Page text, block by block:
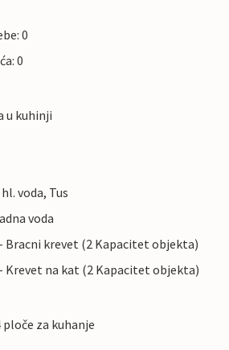
0
0
u kuhinji
voda, Tus
voda
- Bracni krevet (2 Kapacitet objekta)
- Krevet na kat (2 Kapacitet objekta)
za kuhanje